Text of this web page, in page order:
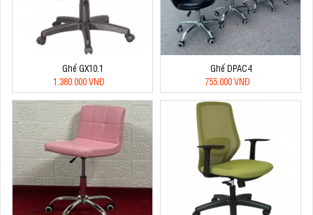
Ghế GX10.1
1.380.000 VNĐ
Ghế DPAC4
755.000 VNĐ